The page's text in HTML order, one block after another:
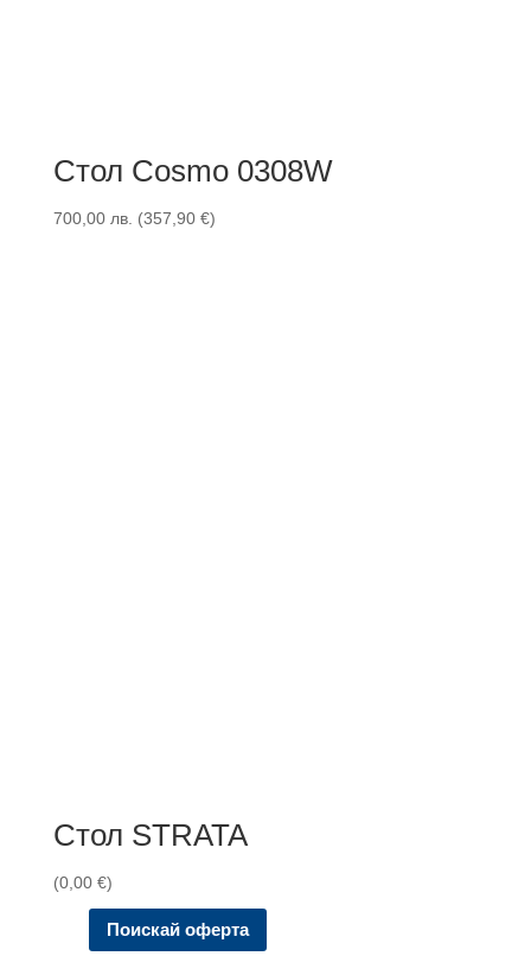
Стол Cosmo 0308W
700,00 лв. (357,90 €)
Стол STRATA
(0,00 €)
Поискай оферта